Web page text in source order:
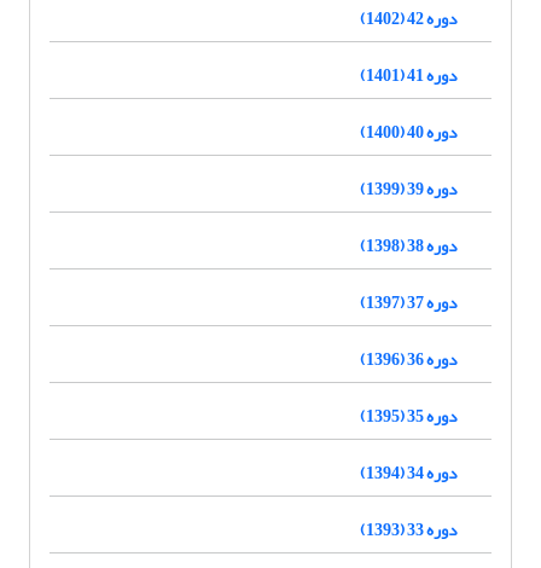
دوره 42 (1402)
دوره 41 (1401)
دوره 40 (1400)
دوره 39 (1399)
دوره 38 (1398)
دوره 37 (1397)
دوره 36 (1396)
دوره 35 (1395)
دوره 34 (1394)
دوره 33 (1393)